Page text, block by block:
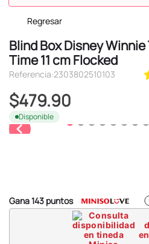
Regresar
Blind Box Disney
Time 11 cm Flocked
Referencia:2303802510103
$479.90
Disponible
Gana143 puntos
TÉRMINOS MÁS BUSCADOS
1.
hello kitty
2.
spiderman
4.
osito cariñosito
5.